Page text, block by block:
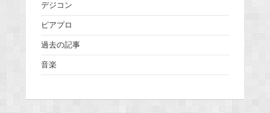
デジコン
ピアプロ
過去の記事
音楽